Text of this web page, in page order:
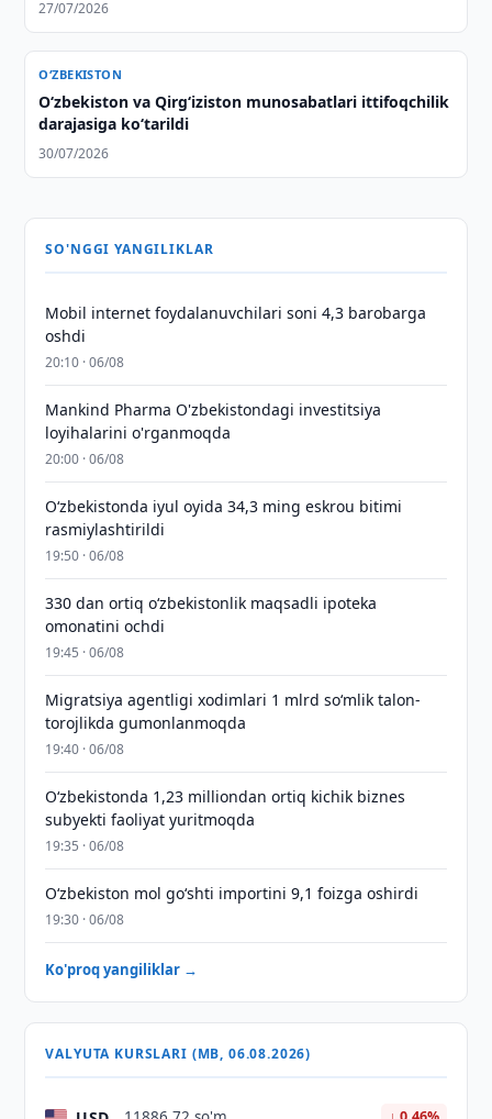
27/07/2026
O‘ZBEKISTON
Oʻzbekiston va Qirgʻiziston munosabatlari ittifoqchilik
darajasiga koʻtarildi
30/07/2026
SO'NGGI YANGILIKLAR
Mobil internet foydalanuvchilari soni 4,3 barobarga
oshdi
20:10 · 06/08
Mankind Pharma O'zbekistondagi investitsiya
loyihalarini o'rganmoqda
20:00 · 06/08
O‘zbekistonda iyul oyida 34,3 ming eskrou bitimi
rasmiylashtirildi
19:50 · 06/08
330 dan ortiq o‘zbekistonlik maqsadli ipoteka
omonatini ochdi
19:45 · 06/08
Migratsiya agentligi xodimlari 1 mlrd so‘mlik talon-
torojlikda gumonlanmoqda
19:40 · 06/08
O‘zbekistonda 1,23 milliondan ortiq kichik biznes
subyekti faoliyat yuritmoqda
19:35 · 06/08
O‘zbekiston mol go‘shti importini 9,1 foizga oshirdi
19:30 · 06/08
Ko'proq yangiliklar →
VALYUTA KURSLARI (MB, 06.08.2026)